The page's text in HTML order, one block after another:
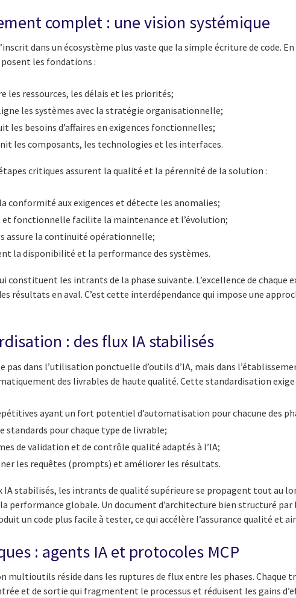
complet : une vision systémique
dans un écosystème plus vaste que la simple écriture de code.
les fondations :
les ressources, les délais et les priorités;
les systèmes avec la stratégie organisationnelle;
les besoins d’affaires en exigences fonctionnelles;
les composants, les technologies et les interfaces.
critiques assurent la qualité et la pérennité de la solution :
conformité aux exigences et détecte les anomalies;
fonctionnelle facilite la maintenance et l’évolution;
assure la continuité opérationnelle;
la disponibilité et la performance des systèmes.
constituent les intrants de la phase suivante. L’excellence de chaque
résultats en aval. C’est cette interdépendance qui impose une
: des flux IA stabilisés
dans l’utilisation ponctuelle d’outils d’IA, mais dans
des livrables de haute qualité. Cette standardisation exige
ayant un fort potentiel d’automatisation pour chacune des
pour chaque type de livrable;
de validation et de contrôle qualité adaptés à l’IA;
les requêtes (prompts) et améliorer les résultats.
IA stabilisés, les intrants de qualité supérieure se propagent tout au
performance globale. Un document d’architecture bien structuré par
un code plus facile à tester, ce qui accélère l’assurance qualité et
: agents IA et protocoles MCP
multioutils réside dans les ruptures de flux entre les phases. Chaque
et de sortie qui fragmentent le processus et réduisent les gains